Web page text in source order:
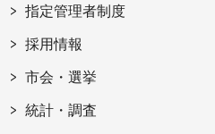
指定管理者制度
採用情報
市会・選挙
統計・調査